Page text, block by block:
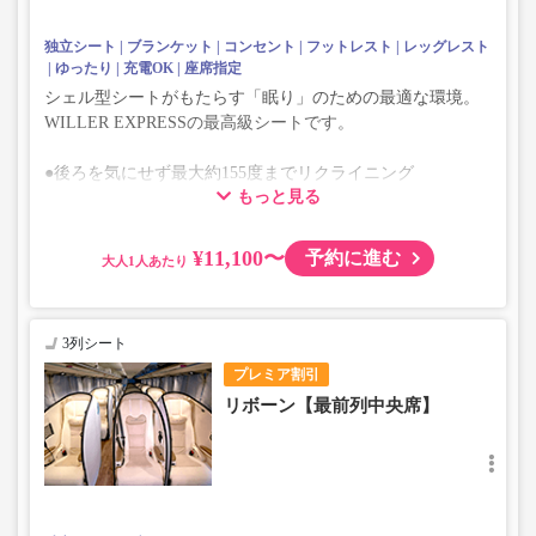
独立シート ブランケット コンセント フットレスト
レッグレスト
ゆったり
充電OK 座席指定
シェル型シートがもたらす「眠り」のための最適な環境。
WILLER EXPRESSの最高級シートです。
●後ろを気にせず最大約155度までリクライニング
●座席・レッグレスト・フットレストが一体化したフルフ
もっと見る
大人 ¥11,100〜 予約に進む
プレミア割引
3列シート
リボーン【最前列中央席】